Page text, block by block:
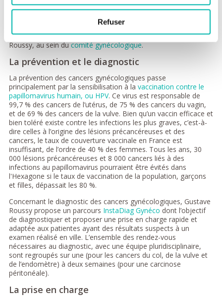
Refuser
Les sarcomes gynécologiques (utérins ou autre).
Les maladies trophoblastiques.
L’ensemble de ces pathologies sont prises en charge à Gustave
Roussy, au sein ducomité gynécologique.
La prévention et le diagnostic
La prévention des cancers gynécologiques passe
principalement par la sensibilisation à la vaccination contre le
papillomavirus humain, ou HPV. Ce virus est responsable de
99,7 % des cancers de l’utérus, de 75 % des cancers du vagin,
et de 69 % des cancers de la vulve. Bien qu’un vaccin efficace et
bien toléré existe contre les infections les plus graves, c’est-à-
dire celles à l’origine des lésions précancéreuses et des
cancers, le taux de couverture vaccinale en France est
insuffisant, de l’ordre de 40 % des femmes. Tous les ans, 30
000 lésions précancéreuses et 8 000 cancers liés à des
infections au papillomavirus pourraient être évités dans
l'Hexagone si le taux de vaccination de la population, garçons
et filles, dépassait les 80 %.
Concernant le diagnostic des cancers gynécologiques, Gustave
Roussy propose un parcours InstaDiag Gynéco dont l’objectif
de diagnostiquer et proposer une prise en charge rapide et
adaptée aux patientes ayant des résultats suspects à un
examen réalisé en ville. L’ensemble des rendez-vous
nécessaires au diagnostic, avec une équipe pluridisciplinaire,
sont regroupés sur une (pour les cancers du col, de la vulve et
de l’endomètre) à deux semaines (pour une carcinose
péritonéale).
La prise en charge